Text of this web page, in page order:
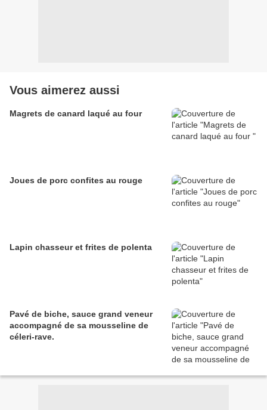
Vous aimerez aussi
Magrets de canard laqué au four
Joues de porc confites au rouge
Lapin chasseur et frites de polenta
Pavé de biche, sauce grand veneur
accompagné de sa mousseline de
céleri-rave.